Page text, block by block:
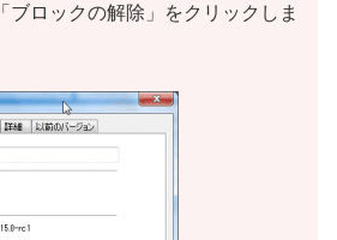
ブロックの解除」をクリックしま